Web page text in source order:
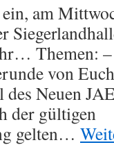
am
Themen: –
von
des Neuen
der gültigen
gelten…